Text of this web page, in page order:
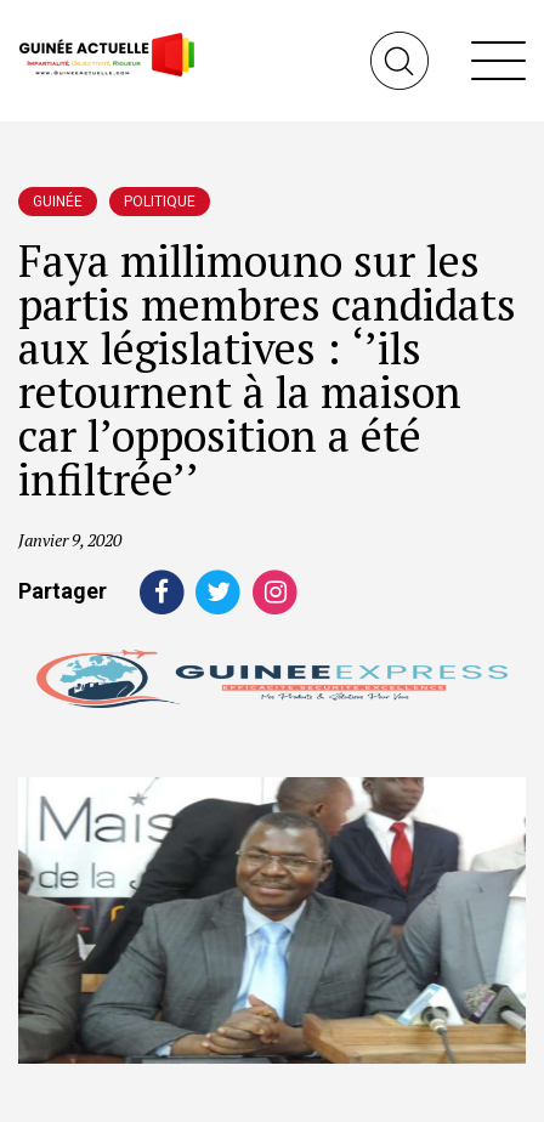
GUINÉE POLITIQUE
Faya millimouno sur les
partis membres candidats
aux législatives : ‘’ils
retournent à la maison
car l’opposition a été
infiltrée’’
Janvier 9, 2020
Partager